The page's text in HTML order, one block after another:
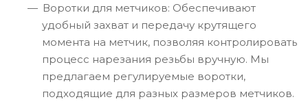
Воротки для метчиков: Обеспечивают
удобный захват и передачу крутящего
момента на метчик, позволяя контролировать
процесс нарезания резьбы вручную. Мы
предлагаем регулируемые воротки,
подходящие для разных размеров метчиков.